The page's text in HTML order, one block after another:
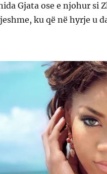
Gjata ose e njohur si
ku që në hyrje u